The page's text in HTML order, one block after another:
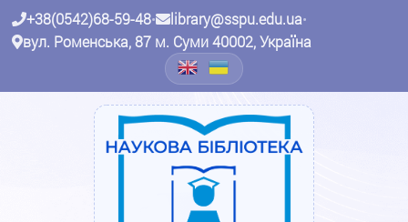
+38(0542)68-59-48• library@sspu.edu.ua•
вул. Роменська, 87 м. Суми 40002, Україна